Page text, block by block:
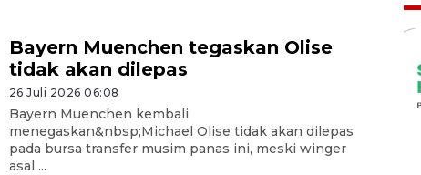
Bayern Muenchen tegaskan Olise
tidak akan dilepas
26 Juli 2026 06:08
Bayern Muenchen kembali
menegaskan&nbsp;Michael Olise tidak akan dilepas
pada bursa transfer musim panas ini, meski winger
asal ...